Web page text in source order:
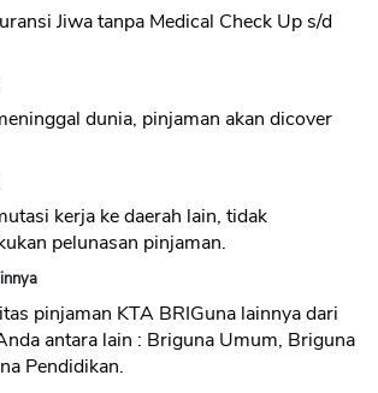
Jiwa tanpa Medical Check Up s/d
dunia, pinjaman akan dicover
kerja ke daerah lain, tidak
pelunasan pinjaman.
pinjaman KTA BRIGuna lainnya dari
antara lain : Briguna Umum, Briguna
Pendidikan.